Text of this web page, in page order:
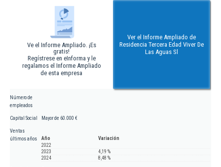
Ve el Informe Ampliado. ¡Es
gratis!
Regístrese en eInforma y le
regalamos el Informe Ampliado
de esta empresa
Ver el Informe Ampliado de
Residencia Tercera Edad Viver De
Las Aguas Sl
Número de
empleados
Capital Social Mayor de 60.000 €
Ventas
últimos años
Año
Variación
2022
2023
4,19 %
2024
8,48 %